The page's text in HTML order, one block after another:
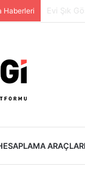
Haberleri
ARAÇLARI